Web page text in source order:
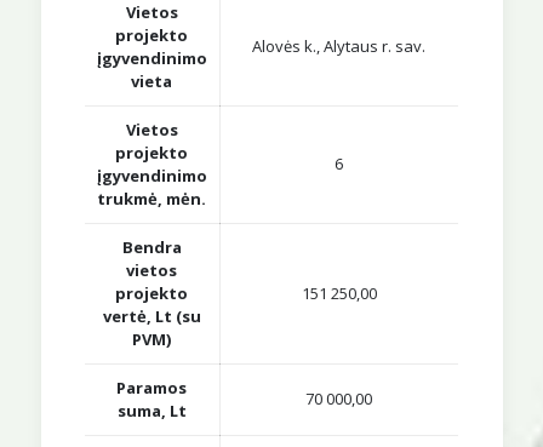
Vietos
projekto
įgyvendinimo
vieta
Alovės k., Alytaus r. sav.
Vietos
projekto
įgyvendinimo
trukmė, mėn.
6
Bendra
vietos
projekto
vertė, Lt (su
PVM)
151 250,00
Paramos
suma, Lt
70 000,00